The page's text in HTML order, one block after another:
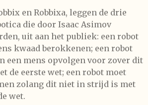
en Robbixa, leggen de drie
die door Isaac Asimov
uit aan het publiek: een robot
kwaad berokkenen; een robot
een mens opvolgen voor zover dit
de eerste wet; een robot moet
zolang dit niet in strijd is met
wet.